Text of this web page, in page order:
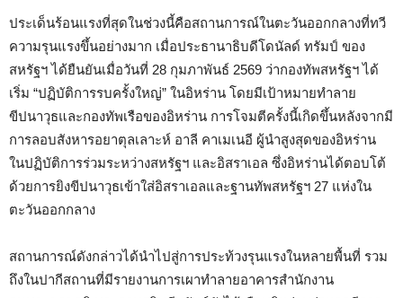
ประเด็นร้อนแรงที่สุดในช่วงนี้คือสถานการณ์ในตะวันออกกลางที่ทวี
ความรุนแรงขึ้นอย่างมาก เมื่อประธานาธิบดีโดนัลด์ ทรัมป์ ของ
สหรัฐฯ ได้ยืนยันเมื่อวันที่ 28 กุมภาพันธ์ 2569 ว่ากองทัพสหรัฐฯ ได้
เริ่ม “ปฏิบัติการรบครั้งใหญ่” ในอิหร่าน โดยมีเป้าหมายทำลาย
ขีปนาวุธและกองทัพเรือของอิหร่าน การโจมตีครั้งนี้เกิดขึ้นหลังจากมี
การลอบสังหารอยาตุลเลาะห์ อาลี คาเมเนอี ผู้นำสูงสุดของอิหร่าน
ในปฏิบัติการร่วมระหว่างสหรัฐฯ และอิสราเอล ซึ่งอิหร่านได้ตอบโต้
ด้วยการยิงขีปนาวุธเข้าใส่อิสราเอลและฐานทัพสหรัฐฯ 27 แห่งใน
ตะวันออกกลาง
สถานการณ์ดังกล่าวได้นำไปสู่การประท้วงรุนแรงในหลายพื้นที่ รวม
ถึงในปากีสถานที่มีรายงานการเผาทำลายอาคารสำนักงาน